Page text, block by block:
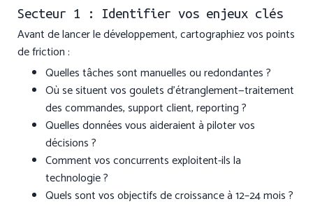
Secteur 1 : Identifier vos enjeux clés
Avant de lancer le développement, cartographiez vos points
de friction :
Quelles tâches sont manuelles ou redondantes ?
Où se situent vos goulets d’étranglement—traitement
des commandes, support client, reporting ?
Quelles données vous aideraient à piloter vos
décisions ?
Comment vos concurrents exploitent-ils la
technologie ?
Quels sont vos objectifs de croissance à 12–24 mois ?